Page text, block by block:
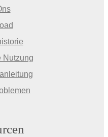
Nutzung